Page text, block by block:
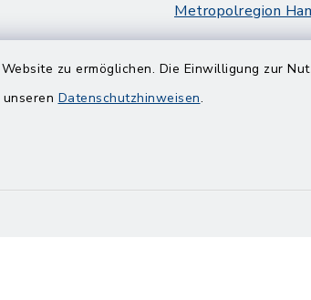
zu ermöglichen. Die Einwilligung zur
Datenschutzhinweisen.
Metropolregion